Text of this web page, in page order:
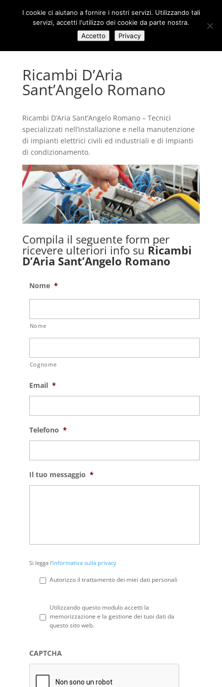
Ricambi D’Aria
Sant’Angelo Romano
Ricambi D’Aria Sant’Angelo Romano – Tecnici
specializzati nell’installazione e nella manutenzione
di impianti elettrici civili ed industriali e di impianti
di condizionamento.
Compila il seguente form per
ricevere ulteriori info su Ricambi
D’Aria Sant’Angelo Romano
Nome *
Nome
Cognome
Email *
Telefono *
Il tuo messaggio *
Si
legga
l'informativa
Si legga l'informativa sulla privacy
Autorizzo il trattamento dei miei dati personali
Privacy *
Utilizzando questo modulo accetti la
memorizzazione e la gestione dei tuoi dati da
questo sito web.
CAPTCHA
I cookie ci aiutano a fornire i nostri servizi. Utilizzando tali
servizi, accetti l'utilizzo dei cookie da parte nostra.
Accetto
Privacy